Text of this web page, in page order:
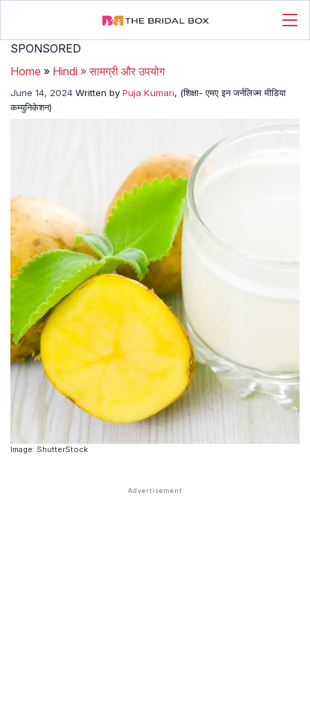
SPONSORED
Home » Hindi »सामग्री और उपयोग
June 14, 2024 Written by Puja Kumari, (शिक्षा- एमए इन जर्नलिज्म मीडिया
कम्युनिकेशन)
Image: ShutterStock